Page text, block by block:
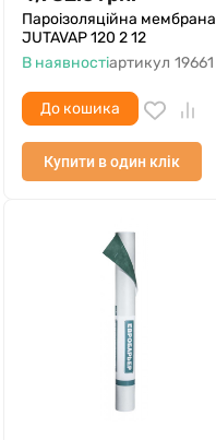
Пароізоляційна мембрана
JUTAVAP 120 2 12
В наявностіартикул 19661
До кошика
Купити в один клік